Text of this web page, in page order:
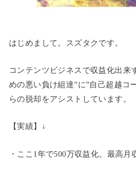
はじめまして。スズタクです。
コンテンツビジネスで収益化出来
めの悪い負け組達”に”自己超越コ
らの脱却をアシストしています。
【実績】↓
・ここ1年で500万収益化。最高月